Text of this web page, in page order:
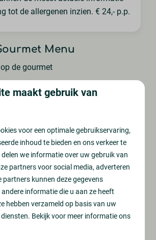
tot de allergenen inzien. € 24,- p.p.
Menu
de gourmet
Menu
voor op de gourmet
Gourmet Menu
voor op de gourmet
Gourmet Menu
voor op de gourmet
Menu
op de gourmet
maakt gebruik van
voor een optimale gebruikservaring,
inhoud te bieden en ons verkeer te
we informatie over uw gebruik van
partners voor social media, adverteren
partners kunnen deze gegevens
informatie die u aan ze heeft
hebben verzameld op basis van uw
Bekijk voor meer informatie ons